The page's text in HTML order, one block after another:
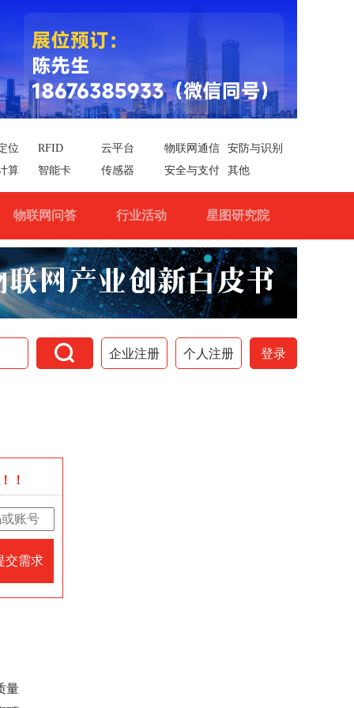
位 RFID 云平台 物联网通信
安防与识别
算
智能卡 传感器 安全与支付 其他
物联网问答 行业活动 星图研究院
 企业注册 个人注册 登录
！
交需求
量